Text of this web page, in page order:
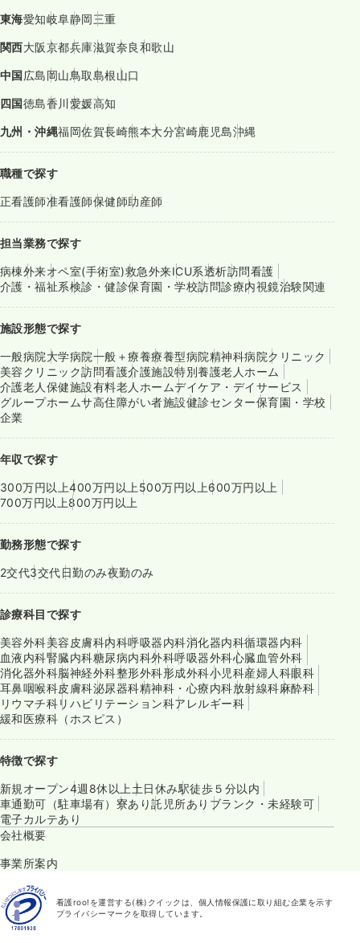
東海愛知岐阜静岡三重
関西大阪京都兵庫滋賀奈良和歌山
中国広島岡山鳥取島根山口
四国徳島香川愛媛高知
九州・沖縄福岡佐賀長崎熊本大分宮崎鹿児島沖縄
職種で探す
正看護師准看護師保健師助産師
担当業務で探す
病棟外来オペ室(手術室)救急外来ICU系透析訪問看護
介護・福祉系検診・健診保育園・学校訪問診療内視鏡治験関連
施設形態で探す
一般病院大学病院一般＋療養療養型病院精神科病院クリニック
美容クリニック訪問看護介護施設特別養護老人ホーム
介護老人保健施設有料老人ホームデイケア・デイサービス
グループホームサ高住障がい者施設健診センター保育園・学校
企業
年収で探す
300万円以上400万円以上 500万円以上600万円以上
700万円以上800万円以上
勤務形態で探す
2交代3交代日勤のみ夜勤のみ
診療科目で探す
美容外科美容皮膚科内科呼吸器内科消化器内科循環器内科
血液内科腎臓内科糖尿病内科外科呼吸器外科心臓血管外科
消化器外科脳神経外科整形外科形成外科小児科産婦人科眼科
耳鼻咽喉科皮膚科泌尿器科精神科・心療内科放射線科麻酔科
リウマチ科リハビリテーション科アレルギー科
緩和医療科（ホスピス）
特徴で探す
新規オープン4週8休以上 土日休み駅徒歩５分以内
車通勤可（駐車場有） 寮あり託児所あり ブランク・未経験可
電子カルテあり
会社概要
事業所案内
看護roo!を運営する(株)クイックは、個人情報保護に取り組む企業を示す
プライバシーマークを取得しています。